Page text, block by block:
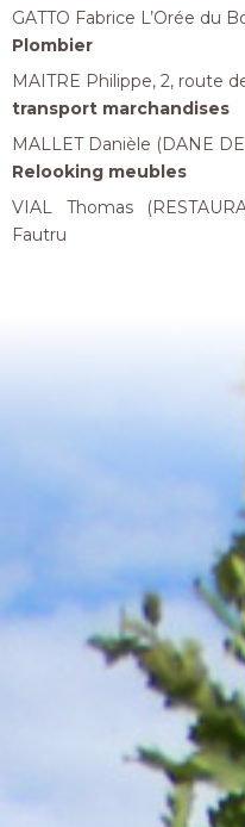
GATTO Fabrice L’Orée du
Plombier
MAITRE Philippe, 2, route
transport marchandises
MALLET Danièle (DANE
Relooking meubles
VIAL Thomas
Fautru